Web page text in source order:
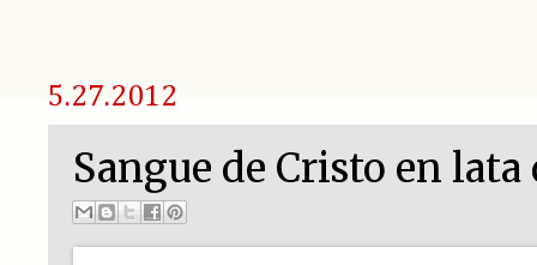
5.27.2012
Sangue de Cristo en lata